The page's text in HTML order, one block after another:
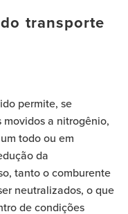
transporte
permite, se
movidos a nitrogênio,
todo ou em
da
tanto o comburente
neutralizados, o que
de condições